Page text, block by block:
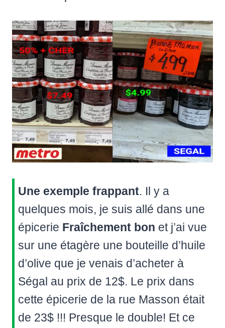
Une exemple frappant. Il y a
quelques mois, je suis allé dans une
épicerie Fraîchement bon et j’ai vue
sur une étagère une bouteille d’huile
d’olive que je venais d’acheter à
Ségal au prix de 12$. Le prix dans
cette épicerie de la rue Masson était
de 23$ !!! Presque le double! Et ce